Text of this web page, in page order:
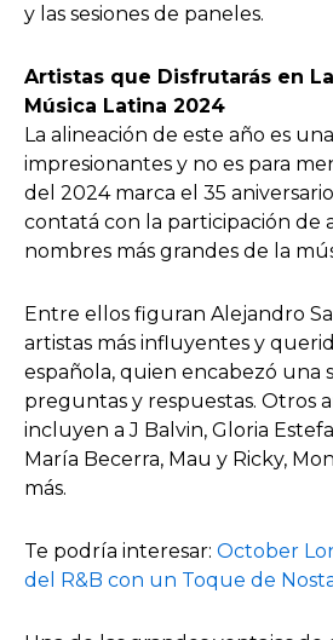
y las sesiones de paneles.
Artistas que Disfrutarás en
Música Latina 2024
La alineación de este año es
impresionantes y no es para
del 2024 marca el 35
contatá con la participación de
nombres más grandes de la
Entre ellos figuran Alejandro
artistas más influyentes y
española, quien encabezó una
preguntas y respuestas. Otros
incluyen a J Balvin, Gloria
María Becerra, Mau y Ricky,
más.
Te podría interesar: October
del R&B con un Toque de